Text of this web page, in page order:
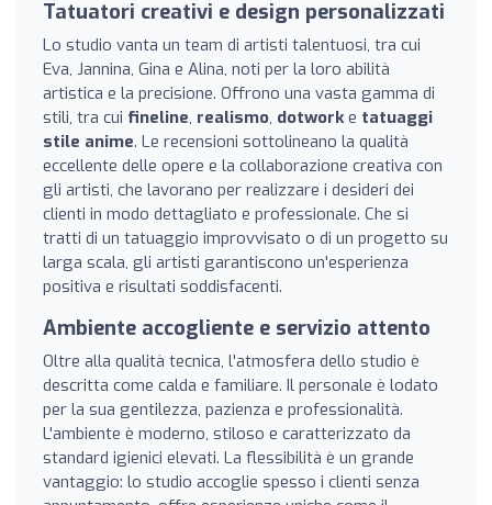
Tatuatori creativi e design personalizzati
Lo studio vanta un team di artisti talentuosi, tra cui
Eva, Jannina, Gina e Alina, noti per la loro abilità
artistica e la precisione. Offrono una vasta gamma di
stili, tra cui fineline, realismo, dotworke tatuaggi
stile anime. Le recensioni sottolineano la qualità
eccellente delle opere e la collaborazione creativa con
gli artisti, che lavorano per realizzare i desideri dei
clienti in modo dettagliato e professionale. Che si
tratti di un tatuaggio improvvisato o di un progetto su
larga scala, gli artisti garantiscono un'esperienza
positiva e risultati soddisfacenti.
Ambiente accogliente e servizio attento
Oltre alla qualità tecnica, l'atmosfera dello studio è
descritta come calda e familiare. Il personale è lodato
per la sua gentilezza, pazienza e professionalità.
L'ambiente è moderno, stiloso e caratterizzato da
standard igienici elevati. La flessibilità è un grande
vantaggio: lo studio accoglie spesso i clienti senza